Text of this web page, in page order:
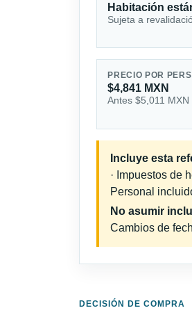
Habitación
Sujeta a
PRECIO POR
$4,841 MXN
Antes $5,011 MXN
Incluye esta
· Impuestos de
Personal
No asumir
Cambios de
DECISIÓN DE COMPRA